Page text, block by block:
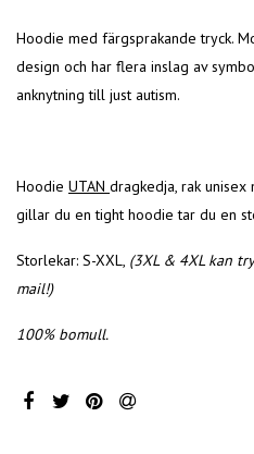
Hoodie med färgsprakande tryck.
design och har flera inslag av
anknytning till just autism.
Hoodie UTAN dragkedja, rak
gillar du en tight hoodie tar du en
Storlekar: S-XXL, (3XL & 4XL kan
mail!)
100% bomull.